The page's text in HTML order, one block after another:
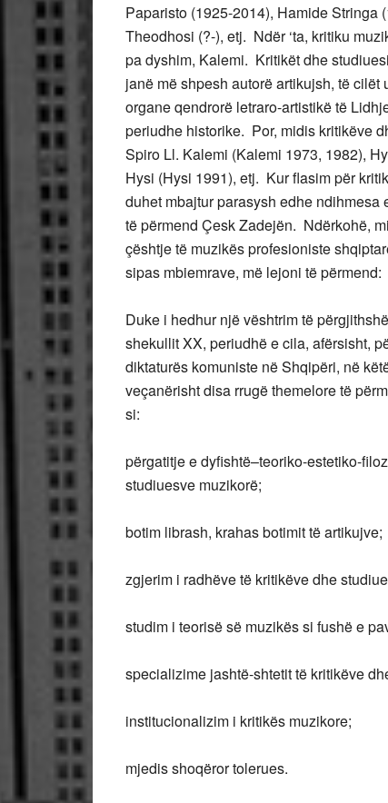
Paparisto (1925-2014), Hamide Stringa
Theodhosi (?-), etj. Ndër ‘ta, kritiku
pa dyshim, Kalemi. Kritikët dhe
janë më shpesh autorë artikujsh, të cilët
organe qendrorë letraro-artistikë të
periudhe historike. Por, midis kritikëve
Spiro Ll. Kalemi (Kalemi 1973, 1982),
Hysi (Hysi 1991), etj. Kur flasim për
duhet mbajtur parasysh edhe
të përmend Çesk Zadejën. Ndërkohë,
çështje të muzikës profesioniste
sipas mbiemrave, më lejoni të
Duke i hedhur një vështrim të
shekullit XX, periudhë e cila, afërsisht,
diktaturës komuniste në Shqipëri, në
veçanërisht disa rrugë themelore të
si:
përgatitje e dyfishtë–teoriko-estetiko-
studiuesve muzikorë;
botim librash, krahas botimit të artikujve;
zgjerim i radhëve të kritikëve dhe
studim i teorisë së muzikës si fushë e
specializime jashtë-shtetit të kritikëve
institucionalizim i kritikës muzikore;
mjedis shoqëror tolerues.